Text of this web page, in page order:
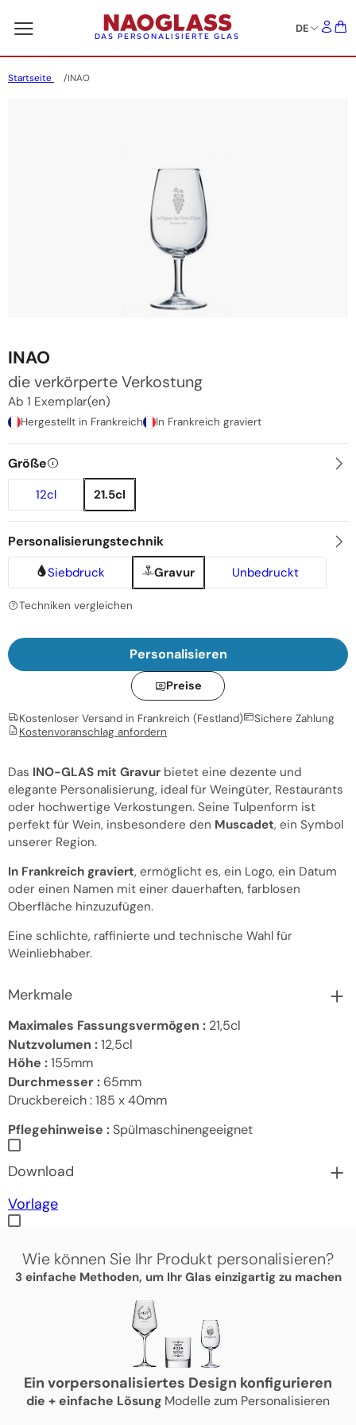
DAS PERSONALISIERTE GLAS
DE
Startseite INAO
INAO
die verkörperte Verkostung
Ab 1 Exemplar(en)
Hergestellt in Frankreich In Frankreich graviert
Größe
12cl 21.5cl
Personalisierungstechnik
Siebdruck Gravur Unbedruckt
Techniken vergleichen
Personalisieren
Preise
Kostenloser Versand in Frankreich (Festland)
Sichere Zahlung
Kostenvoranschlag anfordern
Das INO-GLAS mit Gravur bietet eine dezente und
elegante Personalisierung, ideal für Weingüter, Restaurants
oder hochwertige Verkostungen. Seine Tulpenform ist
perfekt für Wein, insbesondere den Muscadet, ein Symbol
unserer Region.
In Frankreich graviert, ermöglicht es, ein Logo, ein Datum
oder einen Namen mit einer dauerhaften, farblosen
Oberfläche hinzuzufügen.
Eine schlichte, raffinierte und technische Wahl für
Weinliebhaber.
Merkmale
Maximales Fassungsvermögen : 21,5cl
Nutzvolumen :12,5cl
Höhe :155mm
Durchmesser : 65mm
Druckbereich :185 x 40mm
Pflegehinweise :Spülmaschinengeeignet
Download
Vorlage
Wie können Sie Ihr Produkt personalisieren?
3 einfache Methoden, um Ihr Glas einzigartig zu machen
Ein vorpersonalisiertes Design konfigurieren
die +einfache Lösung Modelle zum Personalisieren